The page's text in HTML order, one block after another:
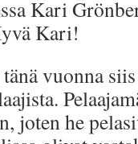
Kari
Kari!
vuonna
joten he